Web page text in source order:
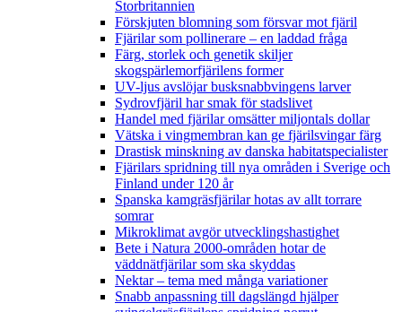
Storbritannien
Förskjuten blomning som försvar mot fjäril
Fjärilar som pollinerare – en laddad fråga
Färg, storlek och genetik skiljer
skogspärlemorfjärilens former
UV-ljus avslöjar busksnabbvingens larver
Sydrovfjäril har smak för stadslivet
Handel med fjärilar omsätter miljontals dollar
Vätska i vingmembran kan ge fjärilsvingar färg
Drastisk minskning av danska habitatspecialister
Fjärilars spridning till nya områden i Sverige och
Finland under 120 år
Spanska kamgräsfjärilar hotas av allt torrare
somrar
Mikroklimat avgör utvecklingshastighet
Bete i Natura 2000-områden hotar de
väddnätfjärilar som ska skyddas
Nektar – tema med många variationer
Snabb anpassning till dagslängd hjälper